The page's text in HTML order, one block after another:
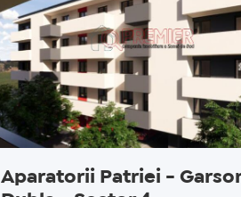
Aparatorii Patriei -